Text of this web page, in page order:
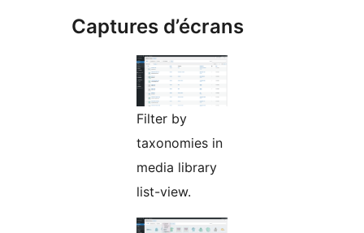
Captures d’écrans
Filter by
taxonomies in
media library
list-view.